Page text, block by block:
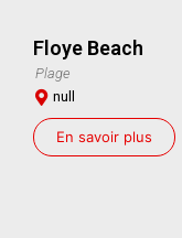
Floye Beach
Plage
null
En savoir plus